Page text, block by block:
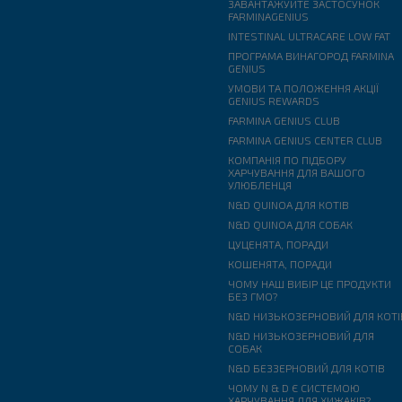
ЗАВАНТАЖУЙТЕ ЗАСТОСУНОК
FARMINAGENIUS
INTESTINAL ULTRACARE LOW FAT
ПРОГРАМА ВИНАГОРОД FARMINA
GENIUS
УМОВИ ТА ПОЛОЖЕННЯ АКЦІЇ
GENIUS REWARDS
FARMINA GENIUS CLUB
FARMINA GENIUS CENTER CLUB
КОМПАНІЯ ПО ПІДБОРУ
ХАРЧУВАННЯ ДЛЯ ВАШОГО
УЛЮБЛЕНЦЯ
N&D QUINOA ДЛЯ КОТІВ
N&D QUINOA ДЛЯ СОБАК
ЦУЦЕНЯТА, ПОРАДИ
КОШЕНЯТА, ПОРАДИ
ЧОМУ НАШ ВИБІР ЦЕ ПРОДУКТИ
БЕЗ ГМО?
N&D НИЗЬКОЗЕРНОВИЙ ДЛЯ
N&D НИЗЬКОЗЕРНОВИЙ ДЛЯ
СОБАК
N&D БЕЗЗЕРНОВИЙ ДЛЯ КОТІВ
ЧОМУ N & D Є СИСТЕМОЮ